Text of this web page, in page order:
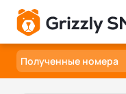
Полученные номера